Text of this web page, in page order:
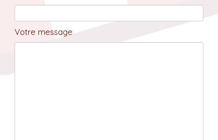
Votre message